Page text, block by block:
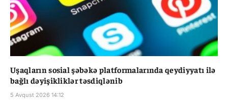
Uşaqların sosial şəbəkə platformalarında qeydiyyatı ilə
bağlı dəyişikliklər təsdiqlənib
5 Avqust 2026 14:12